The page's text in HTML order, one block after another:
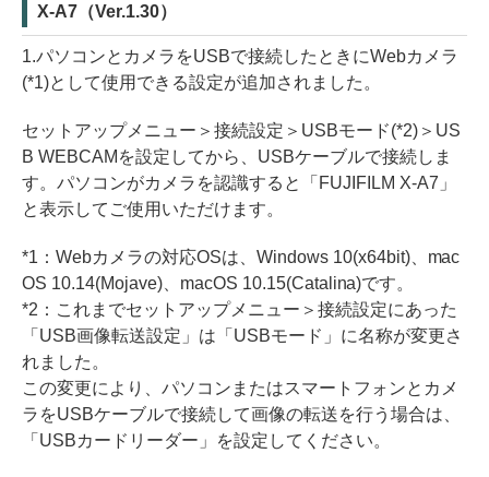
X-A7（Ver.1.30）
1.パソコンとカメラをUSBで接続したときにWebカメラ
(*1)として使用できる設定が追加されました。
セットアップメニュー＞接続設定＞USBモード(*2)＞US
B WEBCAMを設定してから、USBケーブルで接続しま
す。パソコンがカメラを認識すると「FUJIFILM X-A7」
と表示してご使用いただけます。
*1：Webカメラの対応OSは、Windows 10(x64bit)、mac
OS 10.14(Mojave)、macOS 10.15(Catalina)です。
*2：これまでセットアップメニュー＞接続設定にあった
「USB画像転送設定」は「USBモード」に名称が変更さ
れました。
この変更により、パソコンまたはスマートフォンとカメ
ラをUSBケーブルで接続して画像の転送を行う場合は、
「USBカードリーダー」を設定してください。